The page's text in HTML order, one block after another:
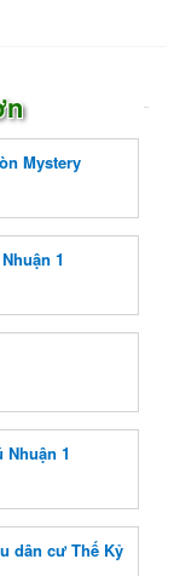
Mystery
1
Nhuận 1
dân cư Thế Kỷ